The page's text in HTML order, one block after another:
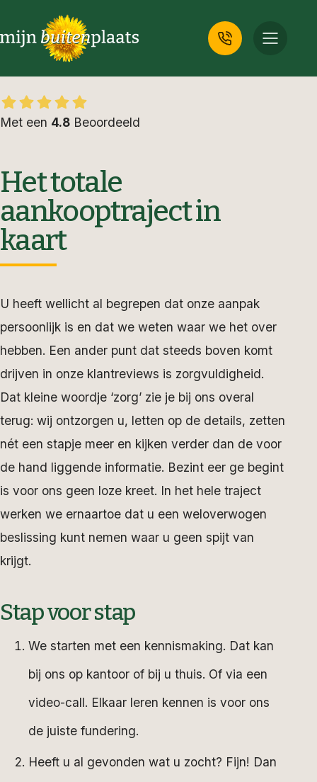
Met een 4.8 Beoordeeld
Het totale
aankooptraject in
kaart
U heeft wellicht al begrepen dat onze aanpak
persoonlijk is en dat we weten waar we het over
hebben. Een ander punt dat steeds boven komt
drijven in onze klantreviews is zorgvuldigheid.
Dat kleine woordje ‘zorg’ zie je bij ons overal
terug: wij ontzorgen u, letten op de details, zetten
nét een stapje meer en kijken verder dan de voor
de hand liggende informatie. Bezint eer ge begint
is voor ons geen loze kreet. In het hele traject
werken we ernaartoe dat u een weloverwogen
beslissing kunt nemen waar u geen spijt van
krijgt.
Stap voor stap
We starten met een kennismaking. Dat kan
bij ons op kantoor of bij u thuis. Of via een
video-call. Elkaar leren kennen is voor ons
de juiste fundering.
Heeft u al gevonden wat u zocht? Fijn! Dan